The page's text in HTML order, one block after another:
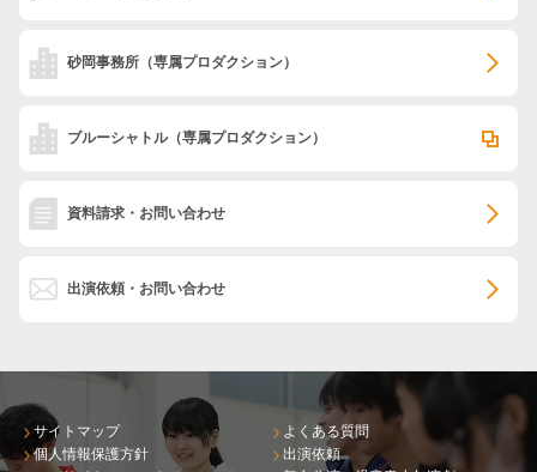
砂岡事務所 （専属プロダクション）
ブルーシャトル（専属プロダクション）
資料請求・お問い合わせ
出演依頼・お問い合わせ
サイトマップ
個人情報保護方針
よくある質問
出演依頼